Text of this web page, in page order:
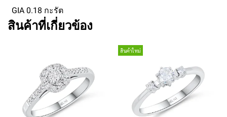
GIA 0.18 กะรัต
สินค้าที่เกี่ยวข้อง
สินค้าใหม่